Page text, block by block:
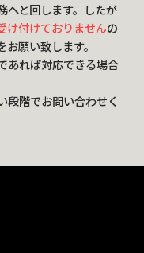
へと回します。したが
け付けておりませんの
願い致します。
あれば対応できる場合
段階でお問い合わせく